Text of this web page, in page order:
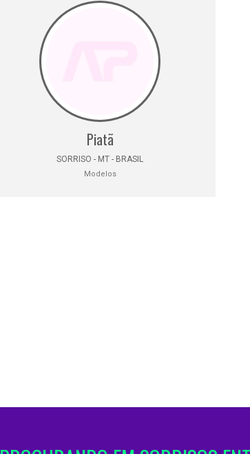
Piatã
SORRISO - MT - BRASIL
Modelos